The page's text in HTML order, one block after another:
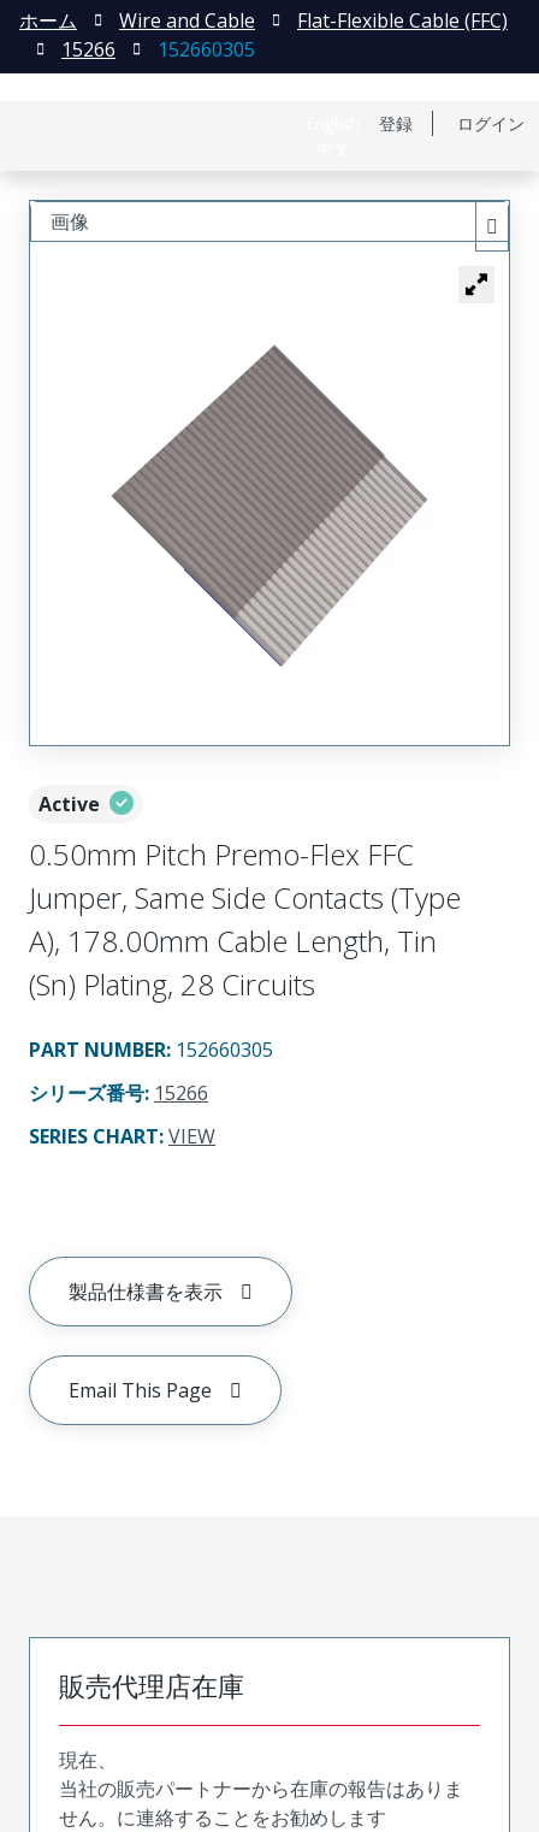
登録 ログイン
ホーム Wire and Cable
Flat-Flexible Cable (FFC)
15266
152660305
Active
0.50mm Pitch Premo-Flex FFC
Jumper, Same Side Contacts (Type
A), 178.00mm Cable Length, Tin
(Sn) Plating, 28 Circuits
PART NUMBER: 152660305
シリーズ番号: 15266
SERIES CHART:VIEW
製品仕様書を表示
Email This Page
画像
販売代理店在庫
現在、
当社の販売パートナーから在庫の報告はありま
せん。に連絡することをお勧めします